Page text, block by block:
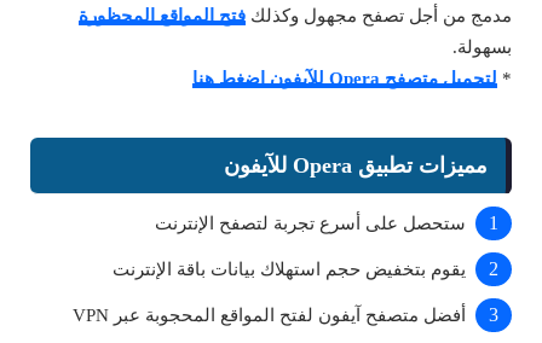
مدمج من أجل تصفح مجهول وكذلك فتح المواقع المحظورة
بسهولة.
* لتحميل متصفح Opera للآيفون اضغط هنا
مميزات تطبيق Opera للآيفون
ستحصل على أسرع تجربة لتصفح الإنترنت
يقوم بتخفيض حجم استهلاك بيانات باقة الإنترنت
أفضل متصفح آيفون لفتح المواقع المحجوبة عبر VPN